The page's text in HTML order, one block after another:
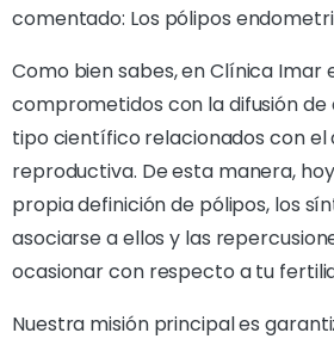
comentado: Los pólipos
Como bien sabes, en Clínica
comprometidos con la difusión
tipo científico relacionados con el
reproductiva. De esta manera,
propia definición de pólipos, los
asociarse a ellos y las
ocasionar con respecto a tu
Nuestra misión principal es